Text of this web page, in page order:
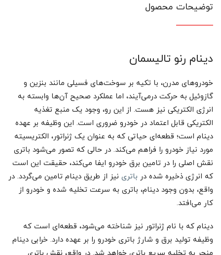
توضیحات محصول
دینام رنو تالیسمان
خودروهای مدرن، با تکیه بر سوخت‌های فسیلی مانند بنزین و
گازوئیل به حرکت درمی‌آیند، اما عملکرد صحیح آن‌ها وابسته به
انرژی الکتریکی نیز هست. از این رو، وجود یک منبع تغذیه
الکتریکی قابل اعتماد در خودرو ضروری است. این وظیفه بر عهده
دینام است؛ قطعه‌ای حیاتی که به عنوان یک ژنراتور، الکتریسیته
مورد نیاز خودرو را فراهم می‌کند. در حالی که تصور می‌شود باتری
نقش اصلی را در تامین برق خودرو ایفا می‌کند، حقیقت این است
که انرژی ذخیره شده در باتری نیز از طریق دینام تامین می‌گردد. در
واقع، بدون وجود دینام، باتری به سرعت تخلیه شده و خودرو از
کار می‌افتد.
دینام که با نام ژنراتور نیز شناخته می‌شود، قطعه‌ای است که
وظیفه تولید برق و شارژ باتری خودرو را بر عهده دارد. خرابی دینام